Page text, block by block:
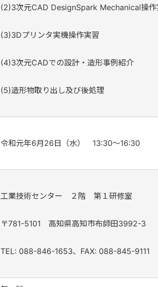
(2)3次元CAD DesignSpark Mechanical操作
(3)3Dプリンタ実機操作実習
(4)3次元CADでの設計・造形事例紹介
(5)造形物取り出し及び後処理
令和元年6月26日（水） 13:30～16:30
工業技術センター ２階 第１研修室
〒781-5101 高知県高知市布師田3992-3
TEL: 088-846-1653、FAX: 088-845-9111